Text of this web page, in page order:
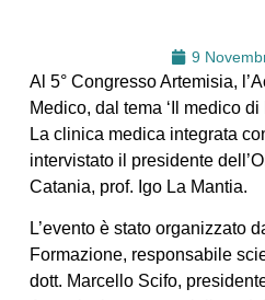
9
Al 5° Congresso Artemisia,
Medico, dal tema ‘Il medico
La clinica medica integrata
intervistato il presidente
Catania, prof. Igo La Mantia.
L’evento è stato organizzato
Formazione, responsabile
dott. Marcello Scifo,